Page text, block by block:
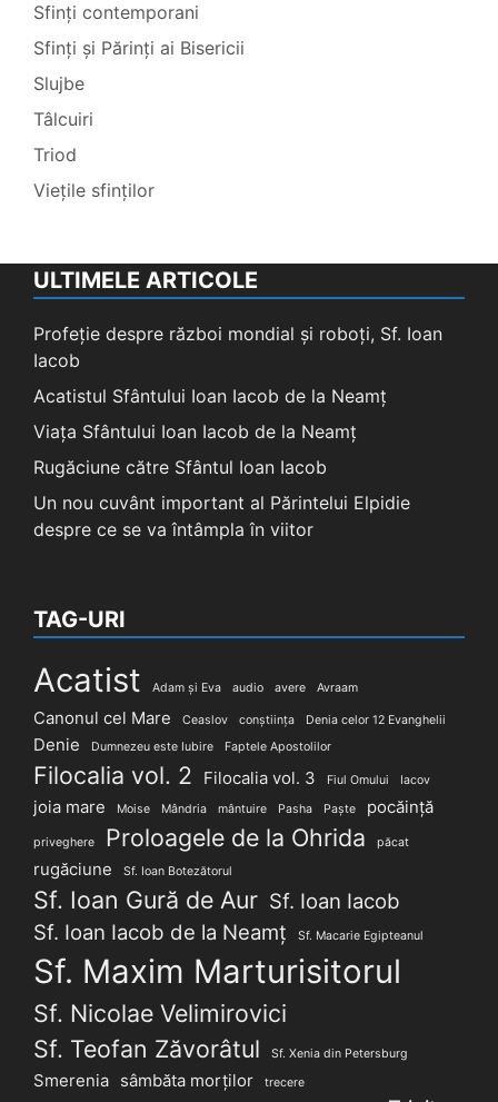
Sfinți contemporani
Sfinți și Părinți ai Bisericii
Slujbe
Tâlcuiri
Triod
Viețile sfinților
ULTIMELE ARTICOLE
Profeție despre război mondial și roboți, Sf. Ioan
Iacob
Acatistul Sfântului Ioan Iacob de la Neamț
Viața Sfântului Ioan Iacob de la Neamț
Rugăciune către Sfântul Ioan Iacob
Un nou cuvânt important al Părintelui Elpidie
despre ce se va întâmpla în viitor
TAG-URI
Acatist Adam și Eva audio avere Avraam
Canonul cel Mare Ceaslov conștiința Denia celor 12 Evanghelii
Denie Dumnezeu este Iubire Faptele Apostolilor
Filocalia vol. 2 Filocalia vol. 3 Fiul Omului Iacov
joia mare Moise Mândria mântuire Pasha Paște pocăință
priveghere Proloagele de la Ohrida păcat
rugăciune Sf. Ioan Botezătorul
Sf. Ioan Gură de Aur Sf. Ioan Iacob
Sf. Ioan Iacob de la Neamț
Sf. Macarie Egipteanul
Sf. Maxim Marturisitorul
Sf. Nicolae Velimirovici
Sf. Teofan Zăvorâtul
Sf. Xenia din Petersburg
Smerenia sâmbăta morților trecere